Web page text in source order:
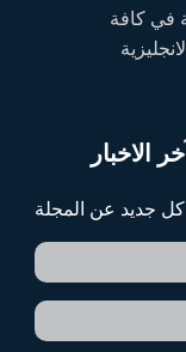
في كافة
الاخبار
جديد عن المجلة